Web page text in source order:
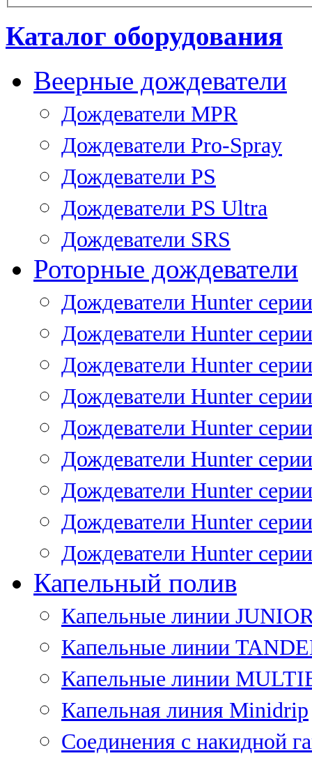
Каталог оборудования
Веерные дождеватели
Дождеватели MPR
Дождеватели Pro-Spray
Дождеватели PS
Дождеватели PS Ultra
Дождеватели SRS
Роторные дождеватели
Дождеватели Hunter
Дождеватели Hunter
Дождеватели Hunter
Дождеватели Hunter
Дождеватели Hunter
Дождеватели Hunter
Дождеватели Hunter
Дождеватели Hunter
Дождеватели Hunter
Капельный полив
Капельные линии
Капельные линии
Капельные линии
Капельная линия Minidrip
Соединения с накидной